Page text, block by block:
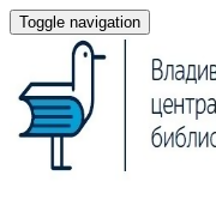
Toggle navigation